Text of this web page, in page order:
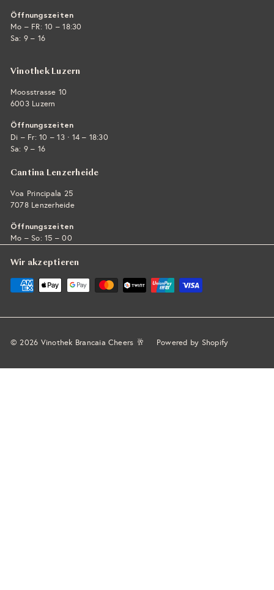
Öffnungszeiten
Mo – FR: 10 – 18:30
Sa: 9 – 16
Vinothek Luzern
Moosstrasse 10
6003 Luzern
Öffnungszeiten
Di – Fr: 10 – 13 · 14 – 18:30
Sa: 9 – 16
Cantina Lenzerheide
Voa Principala 25
7078 Lenzerheide
Öffnungszeiten
Mo – So: 15 – 00
Wir akzeptieren
© 2026 Vinothek Brancaia Cheers 🥂 Powered by Shopify